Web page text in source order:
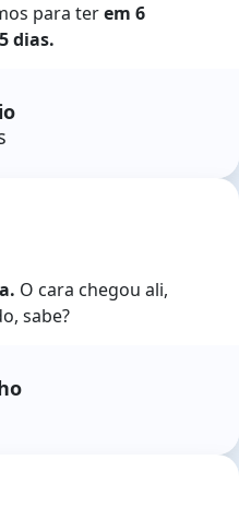
para terem 6
dias.
O cara chegou ali,
sabe?